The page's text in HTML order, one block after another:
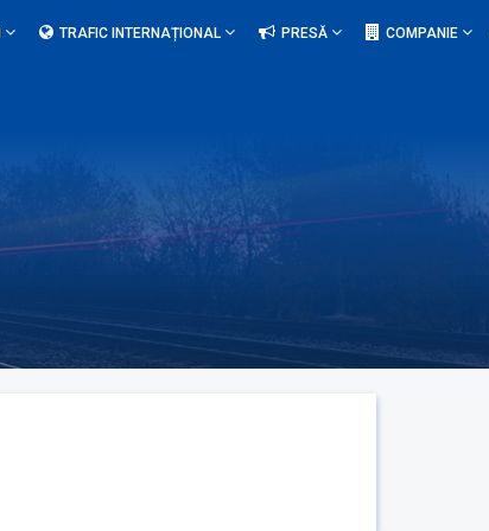
TRAFIC INTERNAȚIONAL PRESĂ COMPANIE